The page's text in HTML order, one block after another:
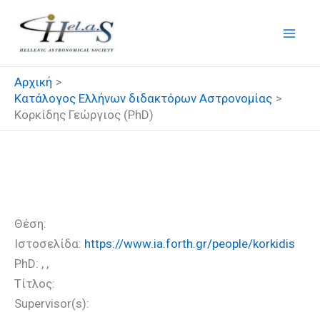
στο
περιεχόμενο
Αρχική
Κατάλογος Ελλήνων διδακτόρων Αστρονομίας
Κορκίδης Γεώργιος (PhD)
Θέση:
Ιστοσελίδα: https://www.ia.forth.gr/people/korkidis
PhD: , ,
Τίτλος:
Supervisor(s):